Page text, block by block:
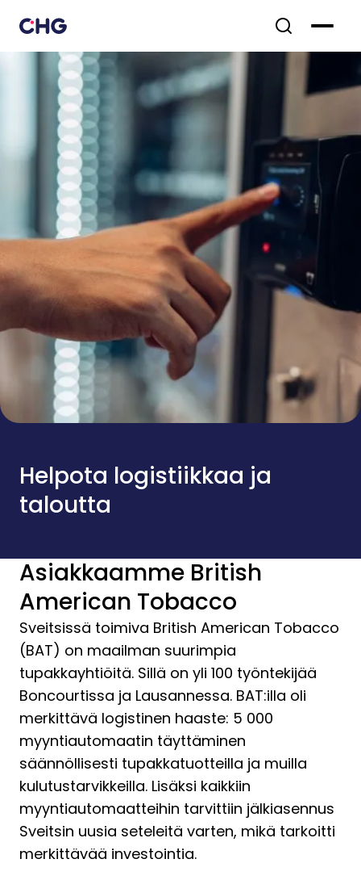
Helpota logistiikkaa ja
taloutta
Asiakkaamme British
American Tobacco
Sveitsissä toimiva British American Tobacco
(BAT) on maailman suurimpia
tupakkayhtiöitä. Sillä on yli 100 työntekijää
Boncourtissa ja Lausannessa. BAT:illa oli
merkittävä logistinen haaste: 5 000
myyntiautomaatin täyttäminen
säännöllisesti tupakkatuotteilla ja muilla
kulutustarvikkeilla. Lisäksi kaikkiin
myyntiautomaatteihin tarvittiin jälkiasennus
Sveitsin uusia seteleitä varten, mikä tarkoitti
merkittävää investointia.